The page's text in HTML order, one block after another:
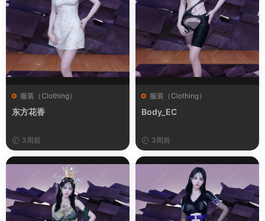
服装（Clothing）
东方花香
3周前
服装（Clothing）
Body_EC
3周前